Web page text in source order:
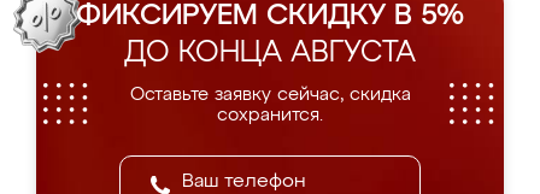
ФИКСИРУЕМ СКИДКУ В 5%
ДО КОНЦА АВГУСТА
Оставьте заявку сейчас, скидка
сохранится.